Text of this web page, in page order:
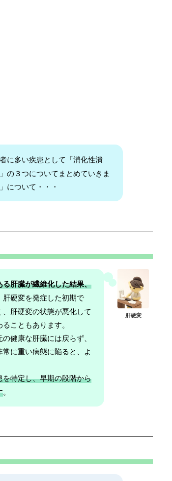
に多い疾患として「消化性潰
の３つについてまとめていきま
」について・・・
肝硬変
肝臓が繊維化した結果、
肝硬変を発症した初期で
肝硬変の状態が悪化して
こともあります。
健康な肝臓には戻らず、
常に重い病態に陥ると、よ
特定し、早期の段階から
。